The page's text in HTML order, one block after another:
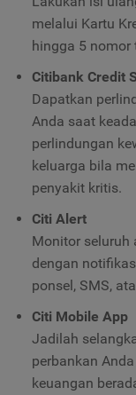
melalui Kartu
hingga 5 nomor
Citibank Credit
Dapatkan
Anda saat
perlindungan
keluarga bila
penyakit kritis.
Citi Alert
Monitor seluruh
dengan
ponsel, SMS,
Citi Mobile App
Jadilah
perbankan
keuangan